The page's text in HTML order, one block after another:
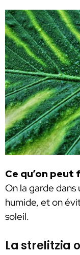
Ce qu’on peut
On la garde
humide, et on
soleil.
La strelitzia